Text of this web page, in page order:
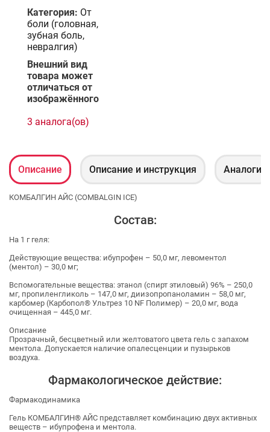
Категория: От
боли (головная,
зубная боль,
невралгия)
Bнешний вид
товара может
отличаться от
изображённого
3 аналога(ов)
Описание Описание и инcтрукция Аналоги
КОМБАЛГИН АЙС (COMBALGIN ICE)
Состав:
На 1 г геля:
Действующие вещества: ибупрофен – 50,0 мг, левоментол
(ментол) – 30,0 мг;
Вспомогательные вещества: этанол (спирт этиловый) 96% – 250,0
мг, пропиленгликоль – 147,0 мг, диизопропаноламин – 58,0 мг,
карбомер (Карбопол® Ультрез 10 NF Полимер) – 20,0 мг, вода
очищенная – 445,0 мг.
Описание
Прозрачный, бесцветный или желтоватого цвета гель с запахом
ментола. Допускается наличие опалесценции и пузырьков
воздуха.
Фармакологическое действие:
Фармакодинамика
Гель КОМБАЛГИН® АЙС представляет комбинацию двух активных
веществ – ибупрофена и ментола.